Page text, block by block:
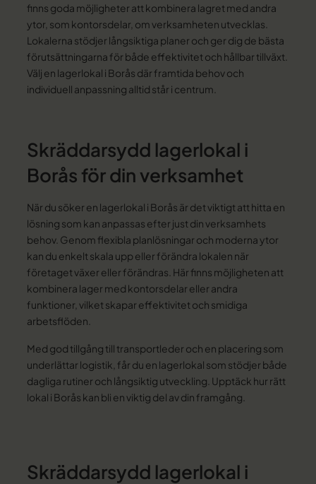
finns goda möjligheter att kombinera lagret med andra
ytor, som kontorsdelar, om verksamheten utvecklas.
Lokalerna stödjer långsiktiga planer och ger dig de bästa
förutsättningarna för både effektivitet och hållbar tillväxt.
Välj en lagerlokal i Borås där framtida behov och
individuell anpassning alltid står i centrum.
Skräddarsydd lagerlokal i
Borås för din verksamhet
När du söker en lagerlokal i Borås är det viktigt att hitta en
lösning som kan anpassas efter just din verksamhets
behov. Genom flexibla planlösningar och moderna ytor
kan du enkelt skala upp eller förändra lokalen när
företaget växer eller förändras. Här finns möjligheten att
kombinera lager med kontorsdelar eller andra
funktioner, vilket skapar effektivitet och smidiga
arbetsflöden.
Med god tillgång till transportleder och en placering som
underlättar logistik, får du en lagerlokal som stödjer både
dagliga rutiner och långsiktig utveckling. Upptäck hur rätt
lokal i Borås kan bli en viktig del av din framgång.
Skräddarsydd lagerlokal i